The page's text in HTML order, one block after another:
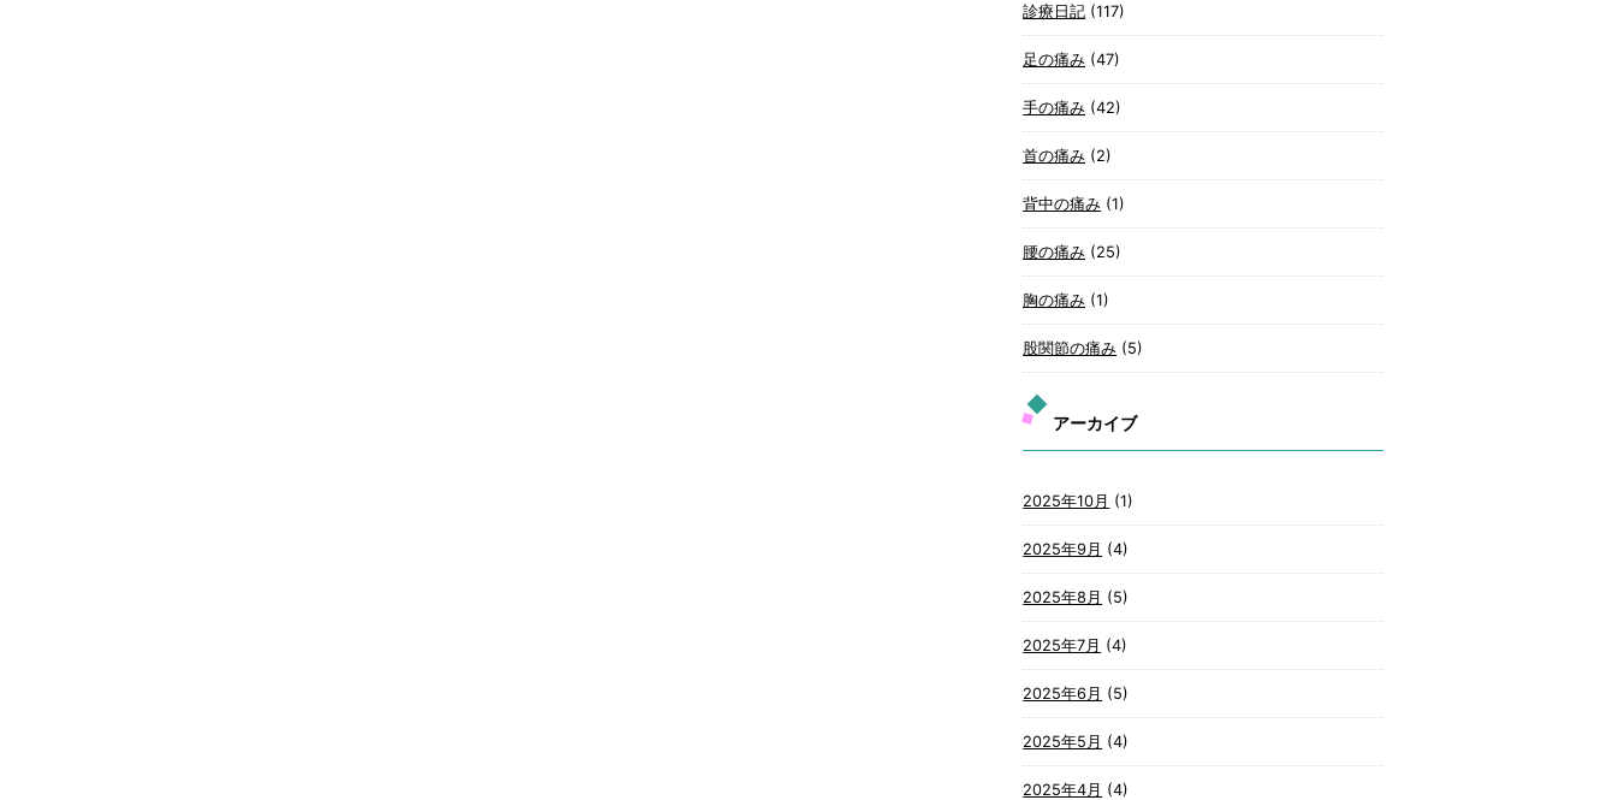
診療日記 (117)
足の痛み (47)
手の痛み (42)
首の痛み (2)
背中の痛み (1)
腰の痛み (25)
胸の痛み (1)
股関節の痛み (5)
アーカイブ
2025年10月 (1)
2025年9月 (4)
2025年8月 (5)
2025年7月 (4)
2025年6月 (5)
2025年5月 (4)
2025年4月 (4)